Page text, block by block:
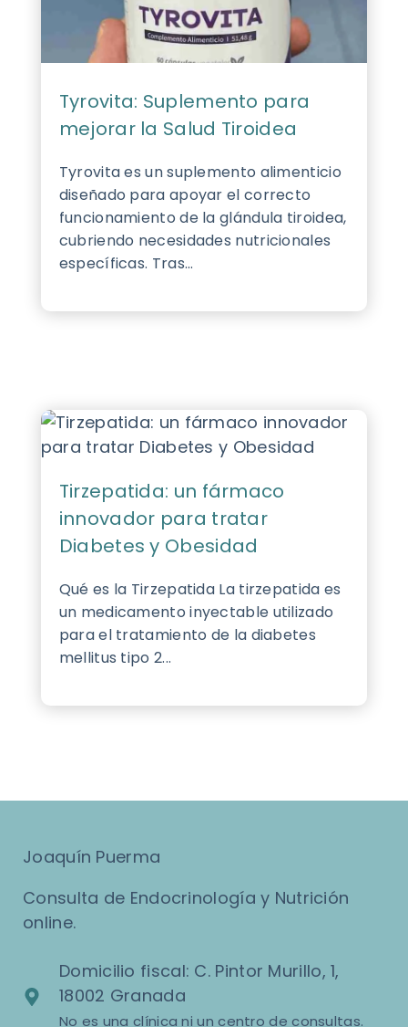
Tyrovita: Suplemento para
mejorar la Salud Tiroidea
Tyrovita es un suplemento alimenticio
diseñado para apoyar el correcto
funcionamiento de la glándula tiroidea,
cubriendo necesidades nutricionales
específicas. Tras...
Tirzepatida: un fármaco
innovador para tratar
Diabetes y Obesidad
Qué es la Tirzepatida La tirzepatida es
un medicamento inyectable utilizado
para el tratamiento de la diabetes
mellitus tipo 2...
Joaquín Puerma
Consulta de Endocrinología y Nutrición
online.
Domicilio fiscal: C. Pintor Murillo, 1,
18002 Granada
No es una clínica ni un centro de consultas.